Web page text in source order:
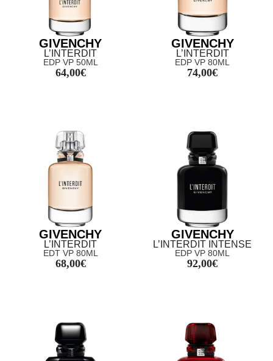
GIVENCHY
L’INTERDIT
EDP VP 50ML
64,00€
GIVENCHY
L’INTERDIT
EDP VP 80ML
74,00€
GIVENCHY
L’INTERDIT
EDT VP 80ML
68,00€
GIVENCHY
L’INTERDIT INTENSE
EDP VP 80ML
92,00€